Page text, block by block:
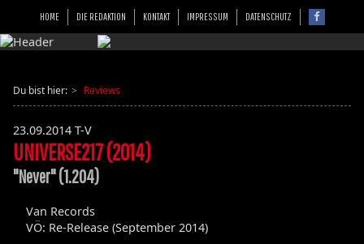
HOME DIE REDAKTION KONTAKT IMPRESSUM DATENSCHUTZ
Du bist hier: Reviews
23.09.2014 T-V
UNIVERSE217 (2014)
"Never" (1.204)
Van Records
VÖ: Re-Release (September 2014)